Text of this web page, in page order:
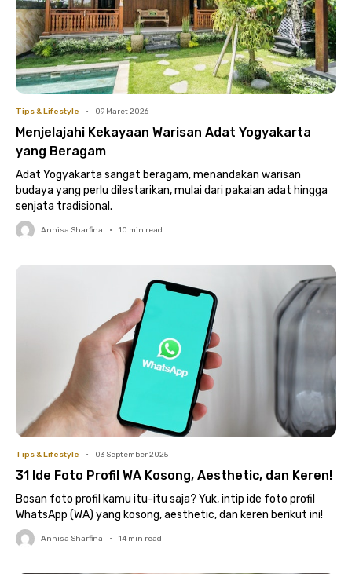
Tips & Lifestyle • 09 Maret 2026
Menjelajahi Kekayaan Warisan Adat Yogyakarta
yang Beragam
Adat Yogyakarta sangat beragam, menandakan warisan
budaya yang perlu dilestarikan, mulai dari pakaian adat hingga
senjata tradisional.
Annisa Sharfina • 10 min read
Tips & Lifestyle • 03 September 2025
31 Ide Foto Profil WA Kosong, Aesthetic, dan Keren!
Bosan foto profil kamu itu-itu saja? Yuk, intip ide foto profil
WhatsApp (WA) yang kosong, aesthetic, dan keren berikut ini!
Annisa Sharfina • 14 min read